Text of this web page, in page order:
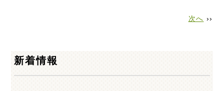
次へ ››
新着情報